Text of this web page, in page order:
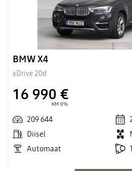
BMW X4
xDrive 20d
16 990 €
KM 0%
209 644
Diisel
Automaat